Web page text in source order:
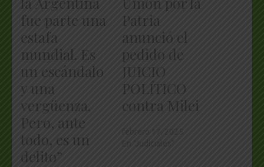
fue parte una
estafa
mundial. Es
un escándalo
y una
vergüenza.
Pero, ante
todo, es un
delito”
Patria
anunció el
pedido de
JUICIO
POLÍTICO
contra Milei